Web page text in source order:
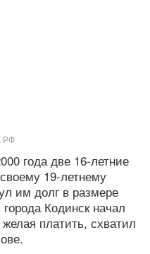
РФ
года две 16-летние
19-летнему
им долг в размере
Кодинск начал
платить, схватил